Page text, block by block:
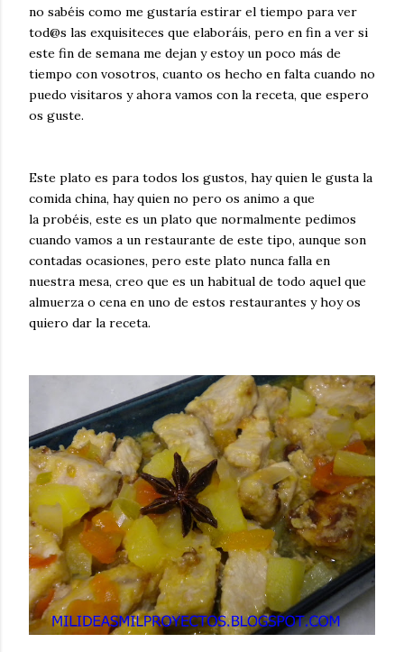
sustituto perfecto a los frutos se...
no sabéis como me gustaría estirar el tiempo para ver
tod@s las exquisiteces que elaboráis, pero en fin a ver si
este fin de semana me dejan y estoy un poco más de
tiempo con vosotros, cuanto os hecho en falta cuando no
puedo visitaros y ahora vamos con la receta, que espero
os guste.
Este plato es para todos los gustos, hay quien le gusta la
comida china, hay quien no pero os animo a que
la probéis, este es un plato que normalmente pedimos
cuando vamos a un restaurante de este tipo, aunque son
contadas ocasiones, pero este plato nunca falla en
nuestra mesa, creo que es un habitual de todo aquel que
almuerza o cena en uno de estos restaurantes y hoy os
quiero dar la receta.